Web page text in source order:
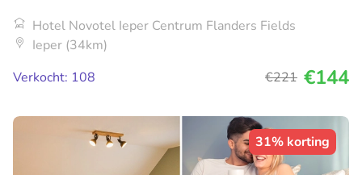
Hotel Novotel Ieper Centrum Flanders Fields
Ieper (34km)
Verkocht: 108
€221 €144
31% korting